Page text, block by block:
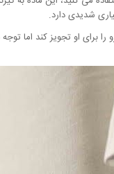
شدیدی دارد.
را برای او تجویز کند اما